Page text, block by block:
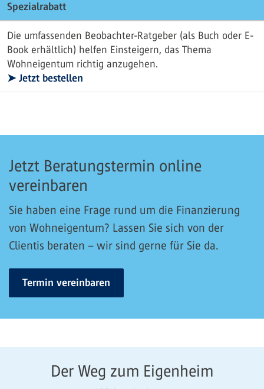
Spezialrabatt
Die umfassenden Beobachter-Ratgeber (als Buch oder E-
Book erhältlich) helfen Einsteigern, das Thema
Wohneigentum richtig anzugehen.
➤ Jetzt bestellen
Jetzt Beratungstermin online
vereinbaren
Sie haben eine Frage rund um die Finanzierung
von Wohneigentum? Lassen Sie sich von der
Clientis beraten – wir sind gerne für Sie da.
Termin vereinbaren
Der Weg zum Eigenheim